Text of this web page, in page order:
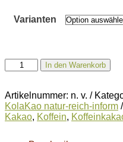
Varianten
GuaKao
-
mit
Guarana,
klassisch
In den Warenkorb
Artikelnummer: n. v.
KolaKao natur-reich-inform
Kakao, Koffein,